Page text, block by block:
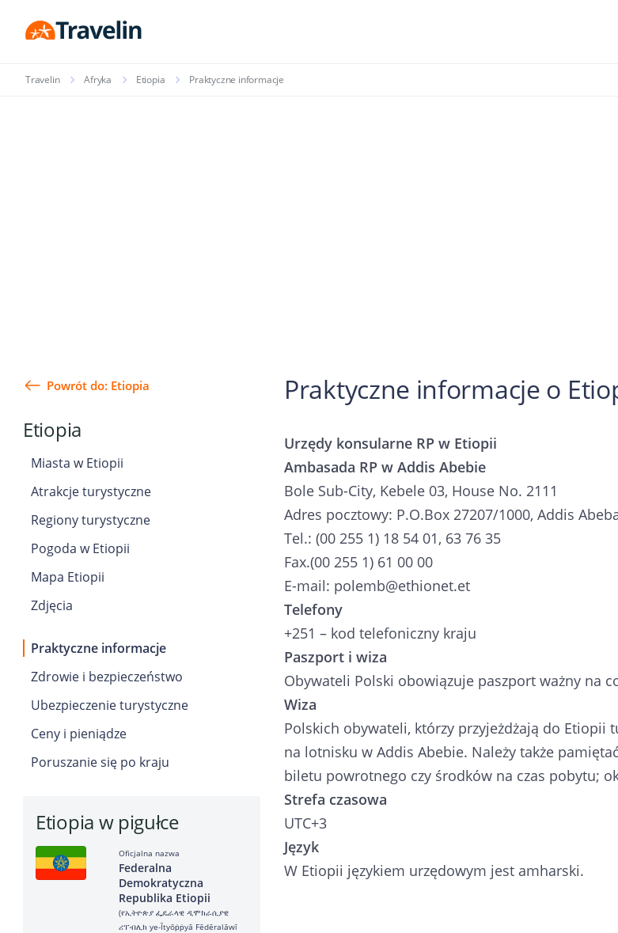
Travelin Afryka Etiopia Praktyczne informacje
Powrót do: Etiopia
Etiopia
Miasta w Etiopii
Atrakcje turystyczne
Regiony turystyczne
Pogoda w Etiopii
Mapa Etiopii
Zdjęcia
Praktyczne informacje
Zdrowie i bezpieczeństwo
Ubezpieczenie turystyczne
Ceny i pieniądze
Poruszanie się po kraju
Etiopia w pigułce
Oficjalna nazwa
Federalna
Demokratyczna
Republika Etiopii
(የኢትዮጵያ ፌዴራላዊ ዲሞክራሲያዊ
ሪፐብሊክ ye-Ītyōṗṗyā Fēdēralāwī
Praktyczne informacje o
Urzędy konsularne RP w Etiopii
Ambasada RP w Addis Abebie
Bole Sub-City, Kebele 03, House No. 2111
Adres pocztowy: P.O.Box 27207/1000, Addis
Tel.: (00 255 1) 18 54 01, 63 76 35
Fax.(00 255 1) 61 00 00
E-mail: polemb@ethionet.et
Telefony
+251 – kod telefoniczny kraju
Paszport i wiza
Obywateli Polski obowiązuje paszport ważny na
Wiza
Polskich obywateli, którzy przyjeżdżają do Etiopii
na lotnisku w Addis Abebie. Należy także
biletu powrotnego czy środków na czas pobytu;
Strefa czasowa
UTC+3
Język
W Etiopii językiem urzędowym jest amharski.